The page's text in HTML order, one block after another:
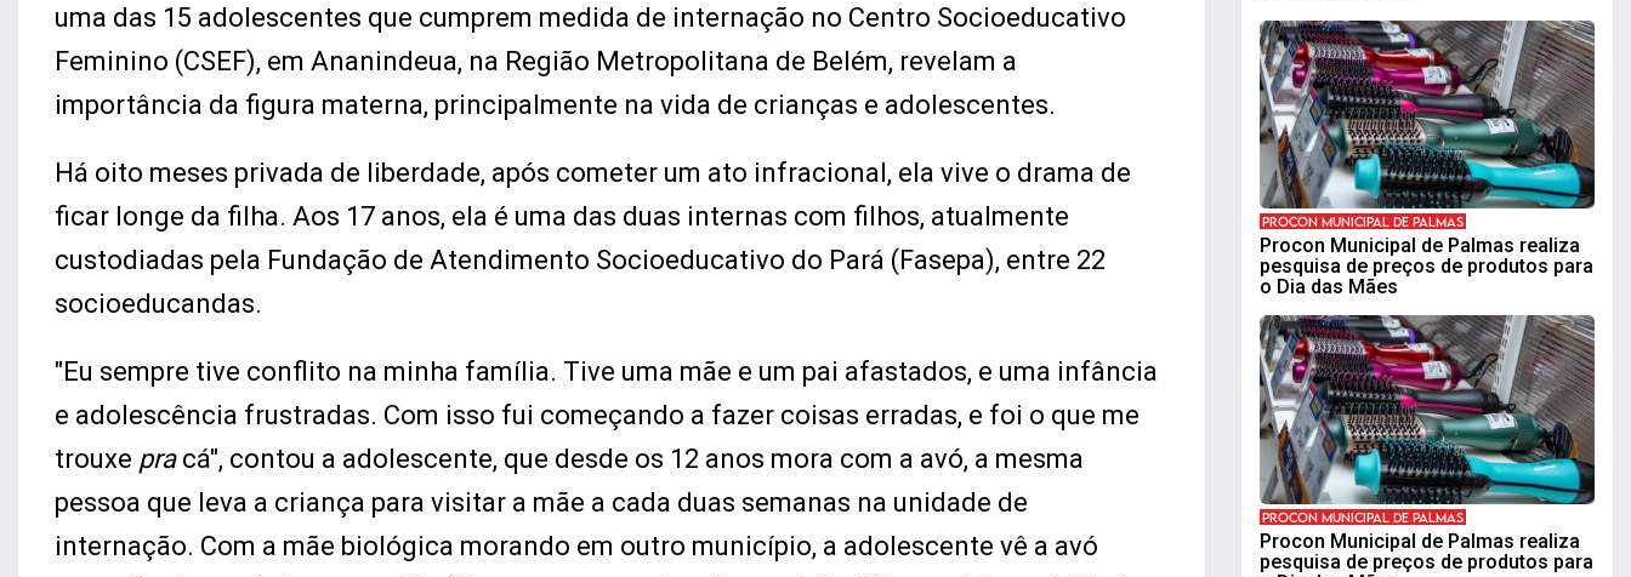
uma das 15 adolescentes que cumprem medida de internação no Centro Socioeducativo
Feminino (CSEF), em Ananindeua, na Região Metropolitana de Belém, revelam a
importância da figura materna, principalmente na vida de crianças e adolescentes.
Há oito meses privada de liberdade, após cometer um ato infracional, ela vive o drama de
ficar longe da filha. Aos 17 anos, ela é uma das duas internas com filhos, atualmente
custodiadas pela Fundação de Atendimento Socioeducativo do Pará (Fasepa), entre 22
socioeducandas.
"Eu sempre tive conflito na minha família. Tive uma mãe e um pai afastados, e uma infância
e adolescência frustradas. Com isso fui começando a fazer coisas erradas, e foi o que me
trouxe pracá", contou a adolescente, que desde os 12 anos mora com a avó, a mesma
pessoa que leva a criança para visitar a mãe a cada duas semanas na unidade de
internação. Com a mãe biológica morando em outro município, a adolescente vê a avó
PROCON MUNICIPAL DE PALMAS
Procon Municipal de Palmas realiza
pesquisa de preços de produtos para
o Dia das Mães
PROCON MUNICIPAL DE PALMAS
Procon Municipal de Palmas realiza
pesquisa de preços de produtos para